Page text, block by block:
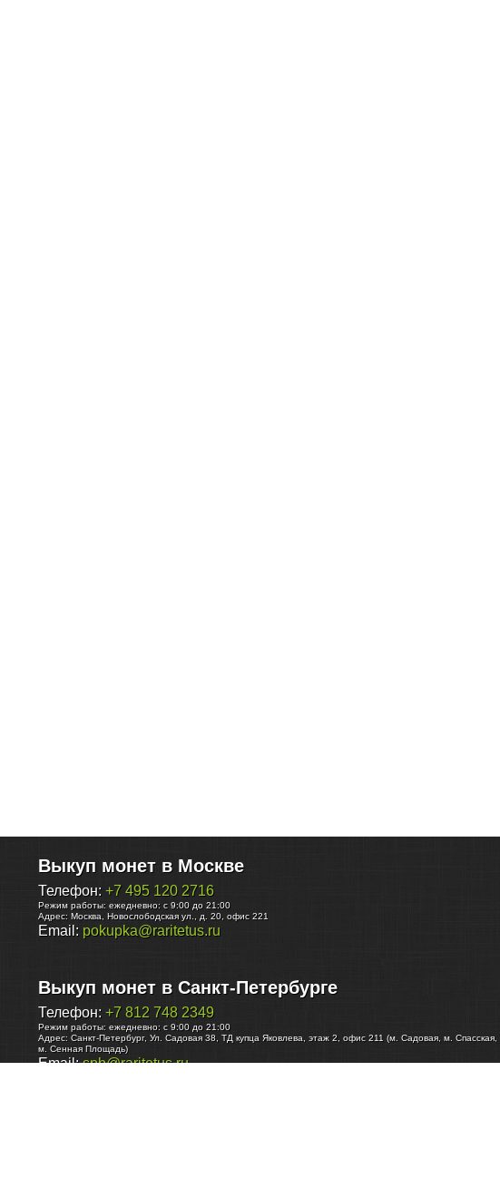
Выкуп монет в Москве
Телефон: +7 495 120 2716
Режим работы: ежедневно: с 9:00 до 21:00
Адрес: Москва Новослободская ул., д. 20, офис 221
Email: pokupka@raritetus.ru
Выкуп монет в Санкт-Петербурге
Телефон: +7 812 748 2349
Режим работы: ежедневно: с 9:00 до 21:00
Адрес: Санкт-Петербург, Ул. Садовая 38, ТД купца Яковлева, этаж 2, офис 211 (м. Садовая, м. Спасская,
м. Сенная Площадь)
Email:spb@raritetus.ru